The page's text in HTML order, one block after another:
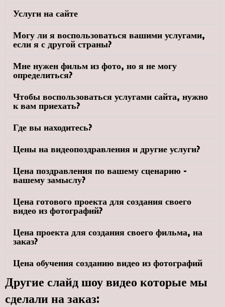
Услуги на сайте
Могу ли я воспользоваться вашими услугами,
если я с другой страны?
Мне нужен фильм из фото, но я не могу
определиться?
Чтобы воспользоваться услугами сайта, нужно
к вам приехать?
Где вы находитесь?
Цены на видеопоздравления и другие услуги?
Цена поздравления по вашему сценарию -
вашему замыслу?
Цена готового проекта для создания своего
видео из фотографий?
Цена проекта для создания своего фильма, на
заказ?
Цена обучения созданию видео из фотографий
Другие слайд шоу видео которые мы
сделали на заказ: